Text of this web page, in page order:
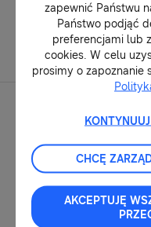
Kontakt Dla Mediów
Nota Prawna
Polityka Prywatności
zapewnić Państwu
Państwo podjąć
preferencjami lub
cookies. W celu
prosimy o zapoznanie
CHCĘ
AKCEPTUJĘ